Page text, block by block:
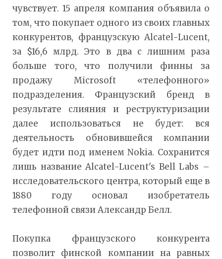
чувствует. 15 апреля компания объявила о
том, что покупает одного из своих главных
конкурентов, французскую Alcatel-Lucent,
за $16,6 млрд. Это в два с лишним раза
больше того, что получили финны за
продажу Microsoft «телефонного»
подразделения. Французский бренд в
результате слияния и реструктуризации
далее использоваться не будет: вся
деятельность обновившейся компании
будет идти под именем Nokia. Сохранится
лишь название Alcatel-Lucent's Bell Labs –
исследовательского центра, который еще в
1880 году основал изобретатель
телефонной связи Александр Белл.
Покупка французского конкурента
позволит финской компании на равных